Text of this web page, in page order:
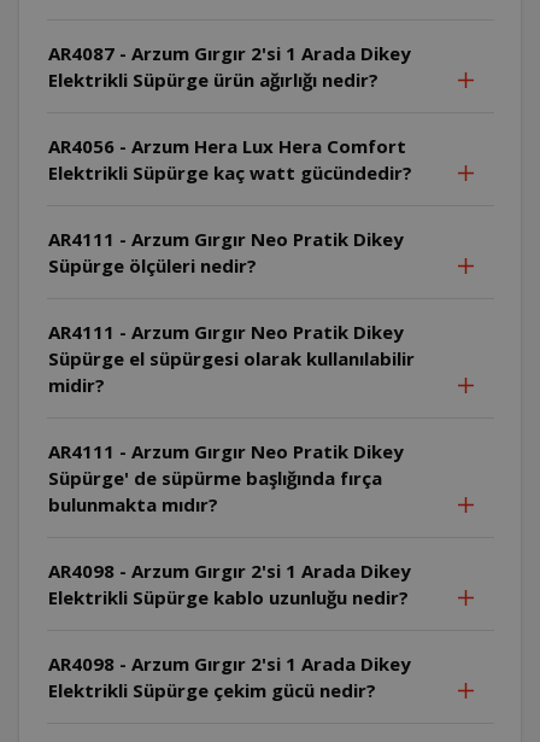
AR4087 - Arzum Gırgır 2'si 1 Arada Dikey
Elektrikli Süpürge ürün ağırlığı nedir?
AR4056 - Arzum Hera Lux Hera Comfort
Elektrikli Süpürge kaç watt gücündedir?
AR4111 - Arzum Gırgır Neo Pratik Dikey
Süpürge ölçüleri nedir?
AR4111 - Arzum Gırgır Neo Pratik Dikey
Süpürge el süpürgesi olarak kullanılabilir
midir?
AR4111 - Arzum Gırgır Neo Pratik Dikey
Süpürge' de süpürme başlığında fırça
bulunmakta mıdır?
AR4098 - Arzum Gırgır 2'si 1 Arada Dikey
Elektrikli Süpürge kablo uzunluğu nedir?
AR4098 - Arzum Gırgır 2'si 1 Arada Dikey
Elektrikli Süpürge çekim gücü nedir?